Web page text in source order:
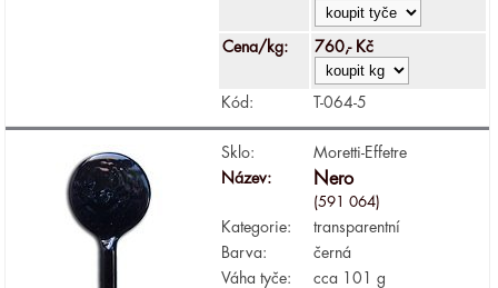
Cena/kg: 760,- Kč
Kód: T-064-5
Sklo:
Moretti-Effetre
Název:
Nero
(591 064)
Kategorie:
transparentní
Barva:
černá
Váha tyče:
cca 101 g